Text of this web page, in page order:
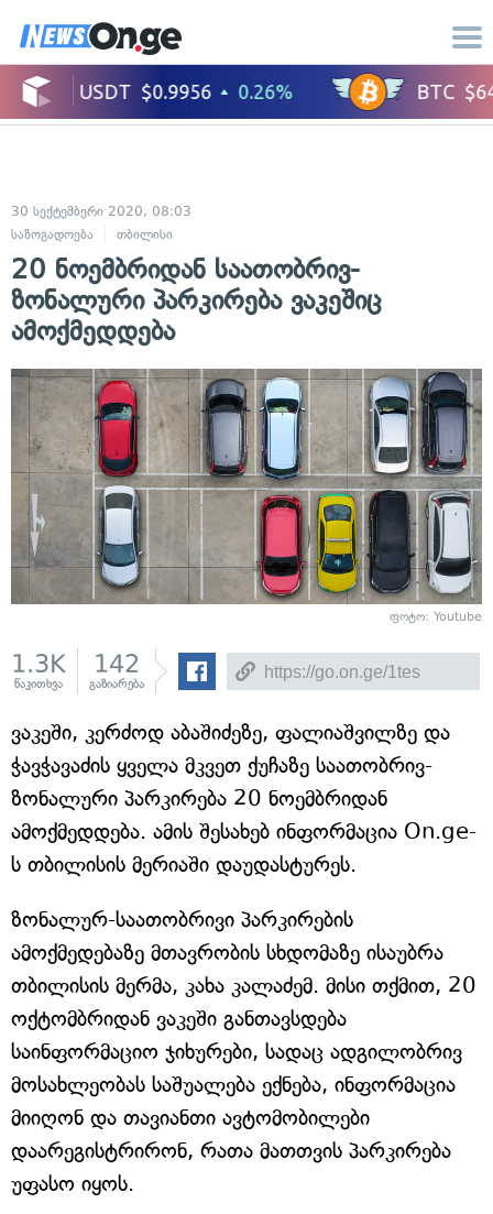
30 სექტემბერი 2020, 08:03
საზოგადოება
თბილისი
20 ნოემბრიდან საათობრივ-
ზონალური პარკირება ვაკეშიც
ამოქმედდება
ფოტო: Youtube
1.3K
წაკითხვა
142
გაზიარება
ვაკეში, კერძოდ აბაშიძეზე, ფალიაშვილზე და
ჭავჭავაძის ყველა მკვეთ ქუჩაზე საათობრივ-
ზონალური პარკირება 20 ნოემბრიდან
ამოქმედდება. ამის შესახებ ინფორმაცია On.ge-
ს თბილისის მერიაში დაუდასტურეს.
ზონალურ-საათობრივი პარკირების
ამოქმედებაზე მთავრობის სხდომაზე ისაუბრა
თბილისის მერმა, კახა კალაძემ. მისი თქმით, 20
ოქტომბრიდან ვაკეში განთავსდება
საინფორმაციო ჯიხურები, სადაც ადგილობრივ
მოსახლეობას საშუალება ექნება, ინფორმაცია
მიიღონ და თავიანთი ავტომობილები
დაარეგისტრირონ, რათა მათთვის პარკირება
უფასო იყოს.